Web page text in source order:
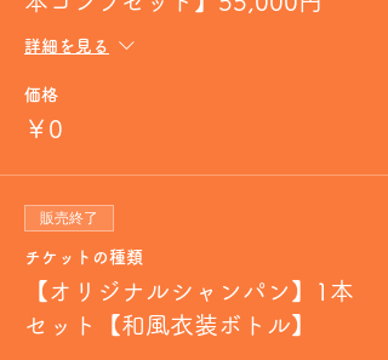
詳細を見る
価格
￥0
販売終了
チケットの種類
【オリジナルシャンパン】1本
セット【和風衣装ボトル】